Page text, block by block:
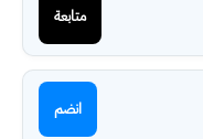
متابعة
انضم